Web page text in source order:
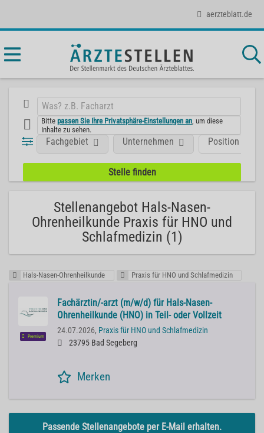
aerzteblatt.de
Bittepassen Sie Ihre Privatsphäre-Einstellungen an , um diese
Inhalte zu sehen.
Position
Fachgebiet Unternehmen
Stellenangebot Hals-Nasen-
Ohrenheilkunde Praxis für HNO und
Schlafmedizin (1)
Hals-Nasen-Ohrenheilkunde Praxis für HNO und Schlafmedizin
Premium
Fachärztin/-arzt (m/w/d) für Hals-Nasen-
Ohrenheilkunde (HNO) in Teil- oder Vollzeit
24.07.2026, Praxis für HNO und Schlafmedizin
23795 Bad Segeberg
Merken
Passende Stellenangebote per E-Mail erhalten.